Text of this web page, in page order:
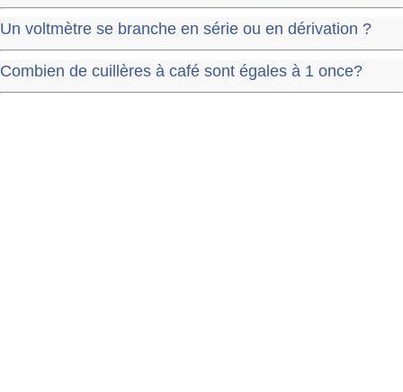
Un voltmètre se branche en série ou en dérivation ?
Combien de cuillères à café sont égales à 1 once?